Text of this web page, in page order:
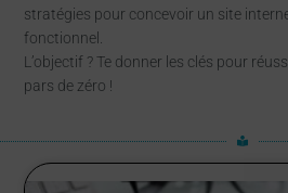
stratégies pour concevoir un site
fonctionnel.
L’objectif ? Te donner les clés pour
pars de zéro !